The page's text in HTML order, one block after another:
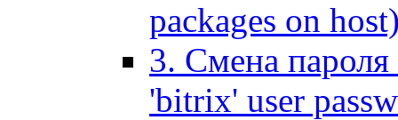
packages on
3. Смена пароля
'bitrix' user